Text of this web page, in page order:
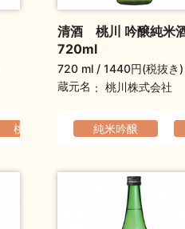
桃川 軽快でなめらか
清酒 桃川 吟醸純米
720ml
720 ml
1440円(税抜き)
蔵元名
桃川株式会社
純米吟醸